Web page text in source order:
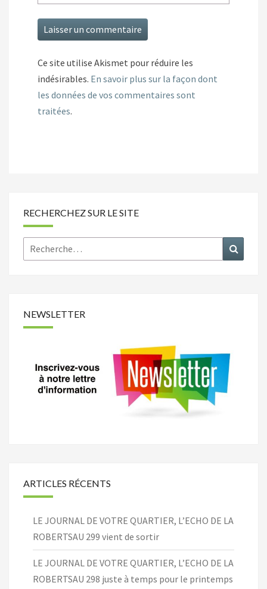
Ce site utilise Akismet pour réduire les
indésirables. En savoir plus sur la façon dont
les données de vos commentaires sont
traitées.
RECHERCHEZ SUR LE SITE
Rechercher :
NEWSLETTER
ARTICLES RÉCENTS
LE JOURNAL DE VOTRE QUARTIER, L’ECHO DE LA
ROBERTSAU 299 vient de sortir
LE JOURNAL DE VOTRE QUARTIER, L’ECHO DE LA
ROBERTSAU 298 juste à temps pour le printemps